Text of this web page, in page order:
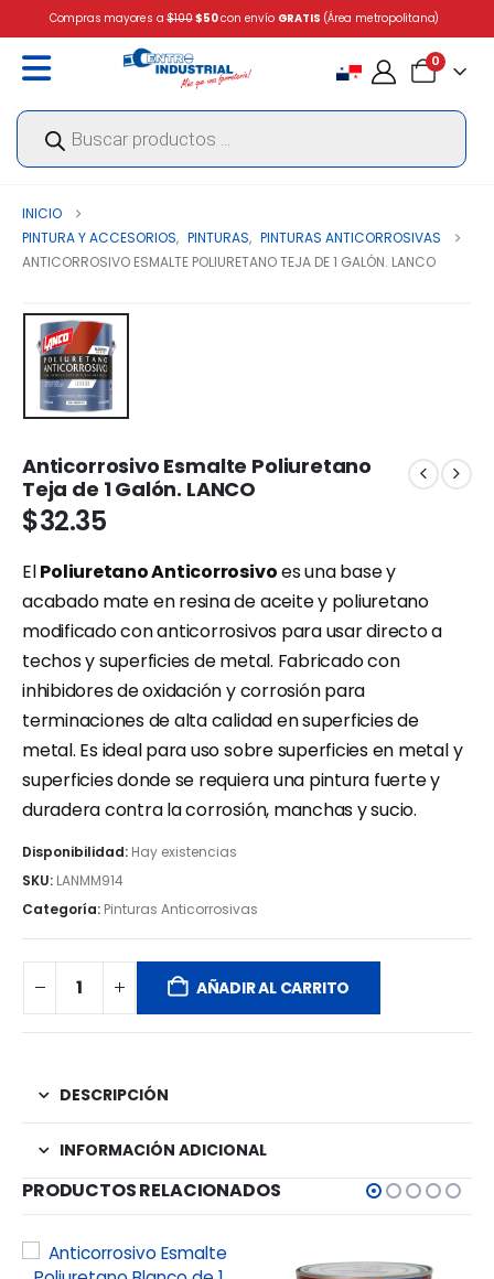
Compras mayores a$100 $50con envío GRATIS (Área metropolitana)
0
Búsqueda
productos
INICIO
PINTURA Y ACCESORIOS, PINTURAS, PINTURAS ANTICORROSIVAS
ANTICORROSIVO ESMALTE POLIURETANO TEJA DE 1 GALÓN. LANCO
Anticorrosivo Esmalte Poliuretano
Teja de 1 Galón. LANCO
$32.35
ElPoliuretano Anticorrosivoes una base y
acabado mate en resina de aceite y poliuretano
modificado con anticorrosivos para usar directo a
techos y superficies de metal. Fabricado con
inhibidores de oxidación y corrosión para
terminaciones de alta calidad en superficies de
metal. Es ideal para uso sobre superficies en metal y
superficies donde se requiera una pintura fuerte y
duradera contra la corrosión, manchas y sucio.
Disponibilidad: Hay existencias
SKU: LANMM914
Categoría: Pinturas Anticorrosivas
AÑADIR AL CARRITO
DESCRIPCIÓN
INFORMACIÓN ADICIONAL
PRODUCTOS RELACIONADOS